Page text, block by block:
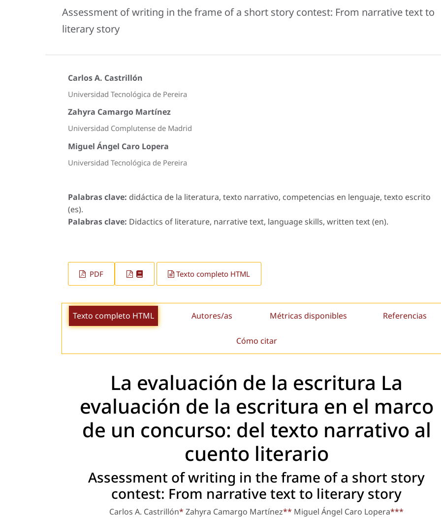
Assessment of writing in the frame of a short story contest: From narrative text to
literary story
Carlos A. Castrillón
Universidad Tecnológica de Pereira
Zahyra Camargo Martínez
Universidad Complutense de Madrid
Miguel Ángel Caro Lopera
Universidad Tecnológica de Pereira
Palabras clave: didáctica de la literatura, texto narrativo, competencias en lenguaje, texto escrito
(es).
Palabras clave: Didactics of literature, narrative text, language skills, written text (en).
PDF Texto completo HTML
Texto completo HTML Autores/as Métricas disponibles Referencias
Cómo citar
La evaluación de la escritura La
evaluación de la escritura en el marco
de un concurso: del texto narrativo al
cuento literario
Assessment of writing in the frame of a short story
contest: From narrative text to literary story
Carlos A. Castrillón* Zahyra Camargo Martínez** Miguel Ángel Caro Lopera***